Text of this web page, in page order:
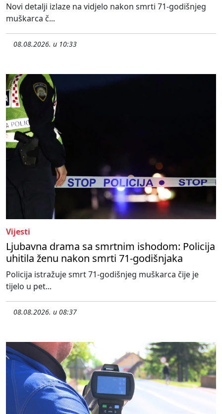
Novi detalji izlaze na vidjelo nakon smrti 71-godišnjeg
muškarca č...
08.08.2026. u 10:33
Vijesti
Ljubavna drama sa smrtnim ishodom: Policija
uhitila ženu nakon smrti 71-godišnjaka
Policija istražuje smrt 71-godišnjeg muškarca čije je
tijelo u pet...
08.08.2026. u 08:37